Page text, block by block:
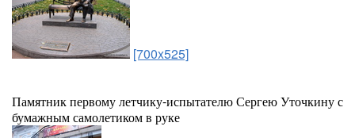
[700x525]
Памятник первому летчику-испытателю Сергею Уточкину с
бумажным самолетиком в руке